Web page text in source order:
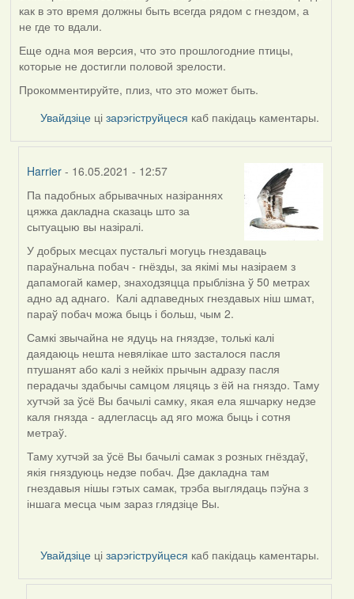
как в это время должны быть всегда рядом с гнездом, а
не где то вдали.
Еще одна моя версия, что это прошлогодние птицы,
которые не достигли половой зрелости.
Прокомментируйте, плиз, что это может быть.
Увайдзіце цізарэгіструйцеся каб пакідаць каментары.
Harrier - 16.05.2021 - 12:57
In
reply
to
by
ZNR
Па падобных абрывачных назіраннях
цяжка дакладна сказаць што за
сытуацыю вы назіралі.
У добрых месцах пустальгі могуць гнездаваць
параўнальна побач - гнёзды, за якімі мы назіраем з
дапамогай камер, знаходзяцца прыблізна ў 50 метрах
адно ад аднаго. Калі адпаведных гнездавых ніш шмат,
параў побач можа быць і больш, чым 2.
Самкі звычайна не ядуць на гняздзе, толькі калі
даядаюць нешта невялікае што засталося пасля
птушанят або калі з нейкіх прычын адразу пасля
перадачы здабычы самцом ляцяць з ёй на гняздо. Таму
хутчэй за ўсё Вы бачылі самку, якая ела яшчарку недзе
каля гнязда - адлегласць ад яго можа быць і сотня
метраў.
Таму хутчэй за ўсё Вы бачылі самак з розных гнёздаў,
якія гняздуюць недзе побач. Дзе дакладна там
гнездавыя нішы гэтых самак, трэба выглядаць пэўна з
іншага месца чым зараз глядзіце Вы.
Увайдзіце цізарэгіструйцеся каб пакідаць каментары.